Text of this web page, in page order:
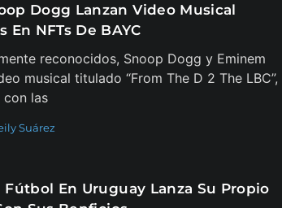
Dogg Lanzan Video Musical
En NFTs De BAYC
reconocidos, Snoop Dogg y Eminem
musical titulado “From The D 2 The LBC”,
con las
Suárez
Fútbol En Uruguay Lanza Su Propio